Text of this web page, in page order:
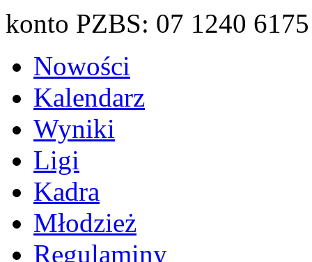
konto PZBS: 07 1240
Nowości
Kalendarz
Wyniki
Ligi
Kadra
Młodzież
Regulaminy